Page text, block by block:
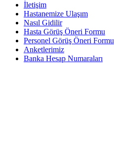
İletişim
Hastanemize Ulaşım
Nasıl Gidilir
Hasta Görüş Öneri Formu
Personel Görüş Öneri Formu
Anketlerimiz
Banka Hesap Numaraları